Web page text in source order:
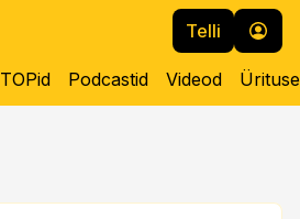
Telli
TOPid Podcastid Videod